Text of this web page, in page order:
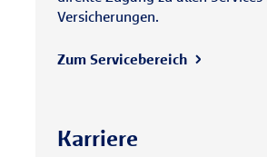
Versicherungen.
Zum Servicebereich
Karriere